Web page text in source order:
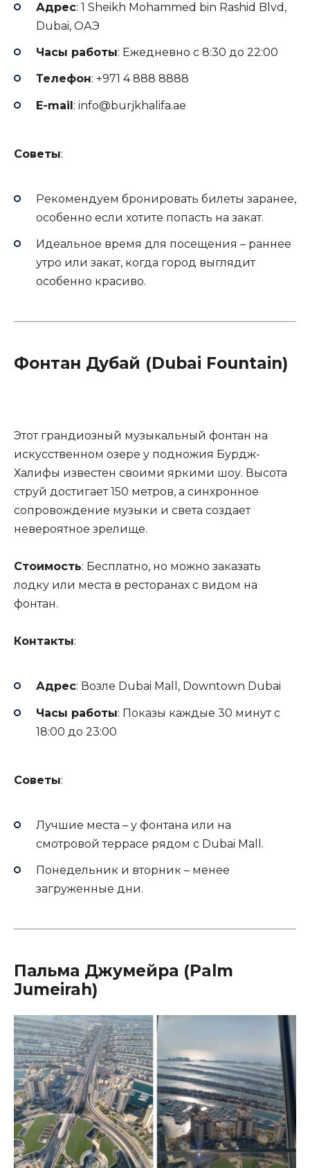
Адрес: 1 Sheikh Mohammed bin Rashid Blvd,
Dubai, ОАЭ
Часы работы: Ежедневно с 8:30 до 22:00
Телефон: +971 4 888 8888
E-mail: info@burjkhalifa.ae
Советы:
Рекомендуем бронировать билеты заранее,
особенно если хотите попасть на закат.
Идеальное время для посещения – раннее
утро или закат, когда город выглядит
особенно красиво.
Фонтан Дубай (Dubai Fountain)
Этот грандиозный музыкальный фонтан на
искусственном озере у подножия Бурдж-
Халифы известен своими яркими шоу. Высота
струй достигает 150 метров, а синхронное
сопровождение музыки и света создает
невероятное зрелище.
Стоимость: Бесплатно, но можно заказать
лодку или места в ресторанах с видом на
фонтан.
Контакты:
Адрес: Возле Dubai Mall, Downtown Dubai
Часы работы: Показы каждые 30 минут с
18:00 до 23:00
Советы:
Лучшие места – у фонтана или на
смотровой террасе рядом с Dubai Mall.
Понедельник и вторник – менее
загруженные дни.
Пальма Джумейра (Palm
Jumeirah)